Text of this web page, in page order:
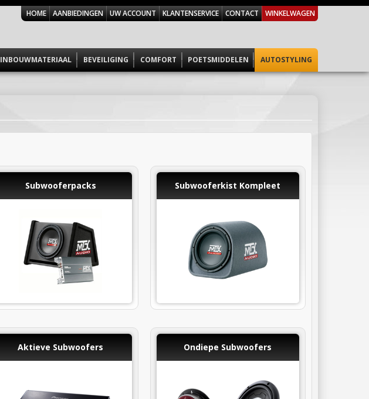
HOME AANBIEDINGEN UW ACCOUNT KLANTENSERVICE CONTACT WINKELWAGEN
INBOUWMATERIAAL BEVEILIGING COMFORT POETSMIDDELEN AUTOSTYLING
Subwooferpacks Subwooferkist Kompleet
Aktieve Subwoofers Ondiepe Subwoofers